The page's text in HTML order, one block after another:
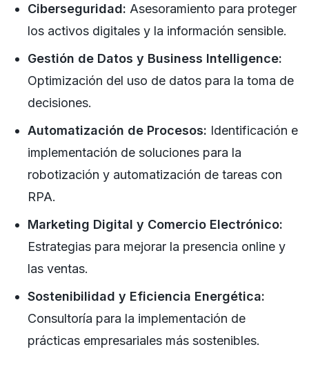
Ciberseguridad: Asesoramiento para proteger
los activos digitales y la información sensible.
Gestión de Datos y Business Intelligence:
Optimización del uso de datos para la toma de
decisiones.
Automatización de Procesos: Identificación e
implementación de soluciones para la
robotización y automatización de tareas con
RPA.
Marketing Digital y Comercio Electrónico:
Estrategias para mejorar la presencia online y
las ventas.
Sostenibilidad y Eficiencia Energética:
Consultoría para la implementación de
prácticas empresariales más sostenibles.